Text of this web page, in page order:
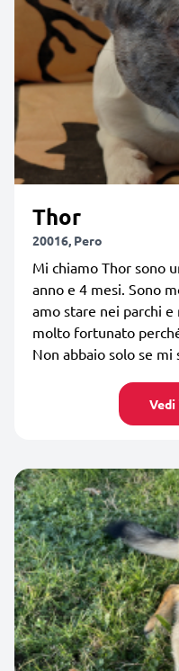
Thor
20016, Pero
Mi chiamo Thor sono
anno e 4 mesi. Sono
amo stare nei parchi
molto fortunato
Non abbaio solo se mi